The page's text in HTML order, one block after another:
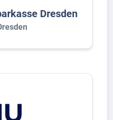
Dresden